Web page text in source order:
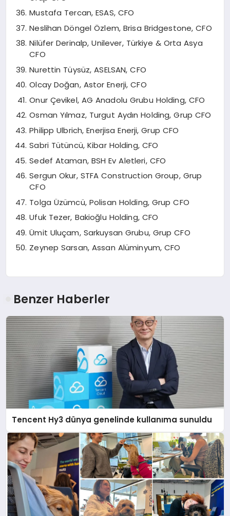
Mustafa Tercan, ESAS, CFO
Neslihan Döngel Özlem, Brisa Bridgestone, CFO
Nilüfer Derinalp, Unilever, Türkiye & Orta Asya
CFO
Nurettin Tüysüz, ASELSAN, CFO
Olcay Doğan, Astor Enerji, CFO
Onur Çevikel, AG Anadolu Grubu Holding, CFO
Osman Yılmaz, Turgut Aydın Holding, Grup CFO
Philipp Ulbrich, Enerjisa Enerji, Grup CFO
Sabri Tütüncü, Kibar Holding, CFO
Sedef Ataman, BSH Ev Aletleri, CFO
Sergun Okur, STFA Construction Group, Grup
CFO
Tolga Üzümcü, Polisan Holding, Grup CFO
Ufuk Tezer, Bakioğlu Holding, CFO
Ümit Uluçam, Sarkuysan Grubu, Grup CFO
Zeynep Sarsan, Assan Alüminyum, CFO
Benzer Haberler
Tencent Hy3 dünya genelinde kullanıma sunuldu